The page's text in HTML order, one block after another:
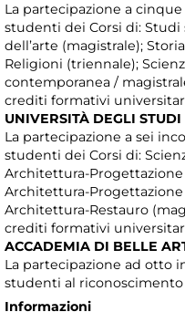
La partecipazione a
studenti dei Corsi di:
dell’arte (magistrale);
Religioni (triennale);
contemporanea /
crediti formativi
UNIVERSITÀ DEGLI
La partecipazione a sei
studenti dei Corsi di:
Architettura-
Architettura-
Architettura-Restauro
crediti formativi
ACCADEMIA DI BELLE
La partecipazione ad otto
studenti al
Informazioni